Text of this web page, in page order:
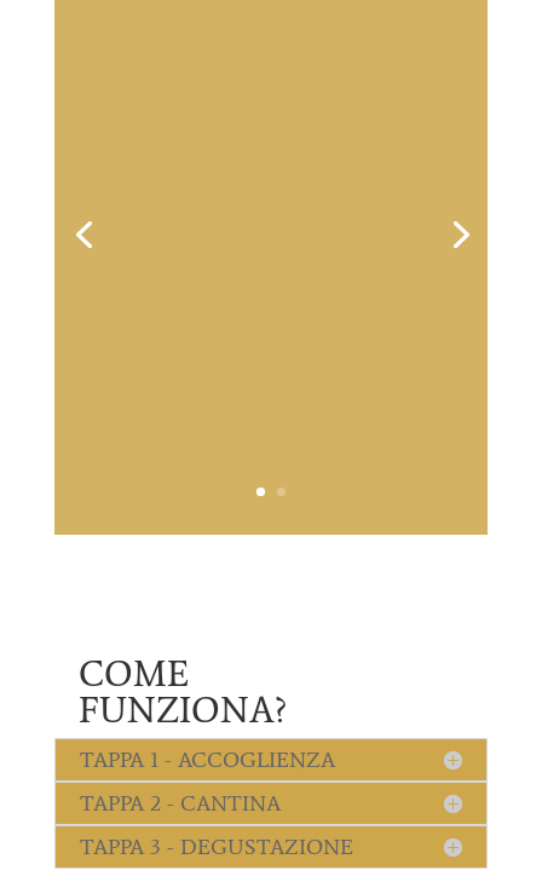
COME
FUNZIONA?
TAPPA 1 - ACCOGLIENZA
TAPPA 2 - CANTINA
TAPPA 3 - DEGUSTAZIONE